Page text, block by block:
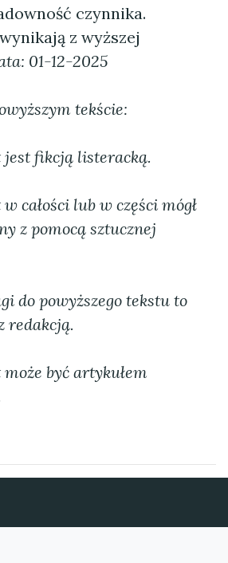
czynnika.
z wyższej
01-12-2025
tekście:
jest fikcją listeracką.
całości lub w części mógł
z pomocą sztucznej
do powyższego tekstu to
redakcją.
być artykułem